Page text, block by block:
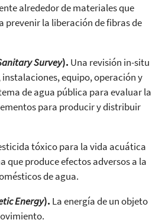
alrededor de materiales que
prevenir la liberación de fibras de
Survey). Una revisión in-situ
instalaciones, equipo, operación y
de agua pública para evaluar la
para producir y distribuir
tóxico para la vida acuática
que produce efectos adversos a la
de agua.
Energy). La energía de un objeto